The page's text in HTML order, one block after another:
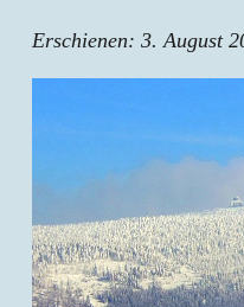
Erschienen: 3. August